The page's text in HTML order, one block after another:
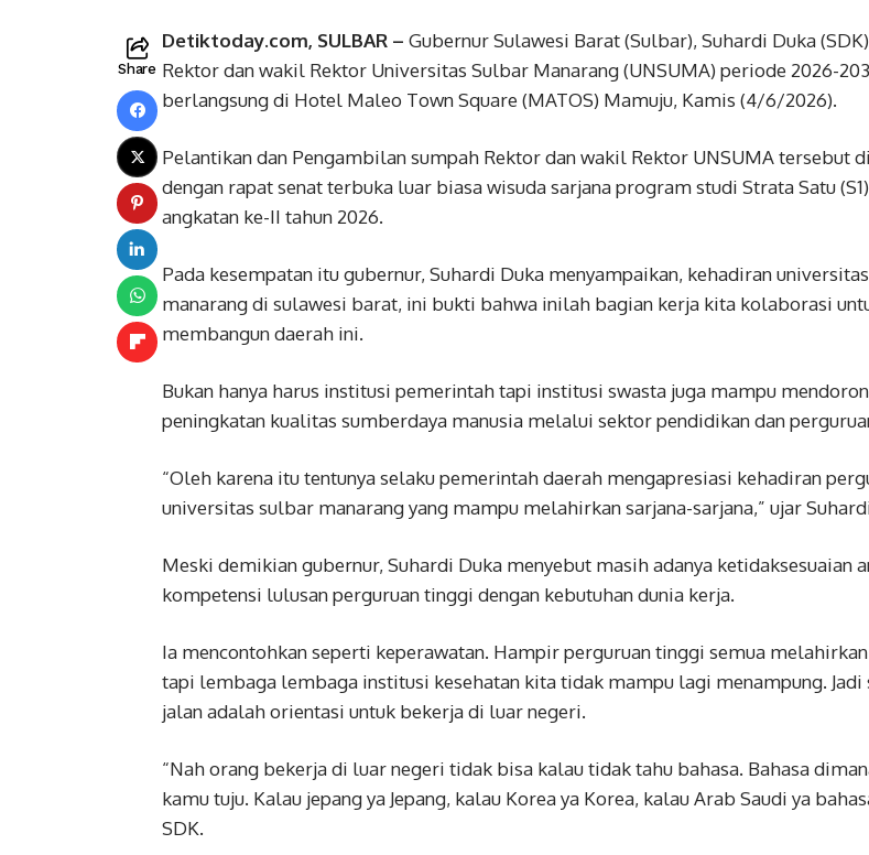
Share
Detiktoday.com, SULBAR – Gubernur Sulawesi Barat (Sulbar), Suhardi Duka
Rektor dan wakil Rektor Universitas Sulbar Manarang (UNSUMA) periode 2026-
berlangsung di Hotel Maleo Town Square (MATOS) Mamuju, Kamis (4/6/2026).
Pelantikan dan Pengambilan sumpah Rektor dan wakil Rektor UNSUMA tersebut
dengan rapat senat terbuka luar biasa wisuda sarjana program studi Strata Satu
angkatan ke-II tahun 2026.
Pada kesempatan itu gubernur, Suhardi Duka menyampaikan, kehadiran
manarang di sulawesi barat, ini bukti bahwa inilah bagian kerja kita kolaborasi
membangun daerah ini.
Bukan hanya harus institusi pemerintah tapi institusi swasta juga mampu
peningkatan kualitas sumberdaya manusia melalui sektor pendidikan dan
“Oleh karena itu tentunya selaku pemerintah daerah mengapresiasi kehadiran
universitas sulbar manarang yang mampu melahirkan sarjana-sarjana,” ujar
Meski demikian gubernur, Suhardi Duka menyebut masih adanya ketidaksesuaian
kompetensi lulusan perguruan tinggi dengan kebutuhan dunia kerja.
Ia mencontohkan seperti keperawatan. Hampir perguruan tinggi semua
tapi lembaga lembaga institusi kesehatan kita tidak mampu lagi menampung. Jadi
jalan adalah orientasi untuk bekerja di luar negeri.
“Nah orang bekerja di luar negeri tidak bisa kalau tidak tahu bahasa. Bahasa
kamu tuju. Kalau jepang ya Jepang, kalau Korea ya Korea, kalau Arab Saudi ya
SDK.